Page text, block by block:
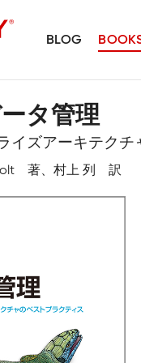
BLOG
タ管理
イズアーキテクチ
著、村上 列 訳